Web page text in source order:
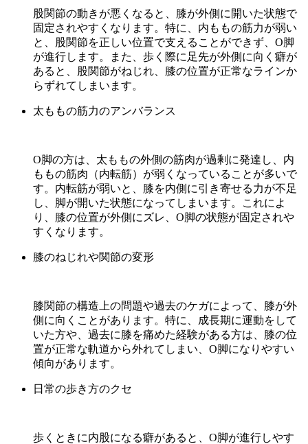
股関節の動きが悪くなると、膝が外側に開いた状態で
固定されやすくなります。特に、内ももの筋力が弱い
と、股関節を正しい位置で支えることができず、O脚
が進行します。また、歩く際に足先が外側に向く癖が
あると、股関節がねじれ、膝の位置が正常なラインか
らずれてしまいます。
太ももの筋力のアンバランス
O脚の方は、太ももの外側の筋肉が過剰に発達し、内
ももの筋肉（内転筋）が弱くなっていることが多いで
す。内転筋が弱いと、膝を内側に引き寄せる力が不足
し、脚が開いた状態になってしまいます。これによ
り、膝の位置が外側にズレ、O脚の状態が固定されや
すくなります。
膝のねじれや関節の変形
膝関節の構造上の問題や過去のケガによって、膝が外
側に向くことがあります。特に、成長期に運動をして
いた方や、過去に膝を痛めた経験がある方は、膝の位
置が正常な軌道から外れてしまい、O脚になりやすい
傾向があります。
日常の歩き方のクセ
歩くときに内股になる癖があると、O脚が進行しやす